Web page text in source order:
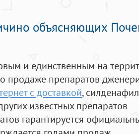
объясняющих
и единственным на
продаже препаратов
с доставкой,
известных препаратов
гарантируется